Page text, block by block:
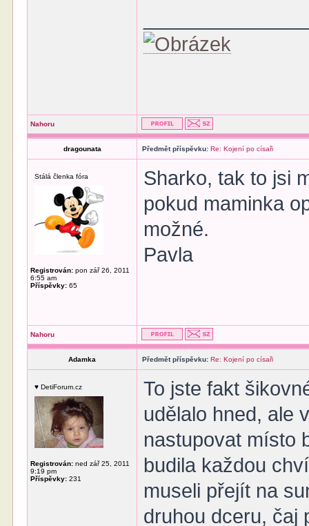
Nahoru
dragounata Předmět příspěvku: Re: Kojení po císaři
Stálá členka fóra
Registrován: pon zář 26, 2011
6:55 am
Příspěvky: 65
Sharko, tak to jsi
pokud maminka
možné.
Pavla
Nahoru
Adamka Předmět příspěvku: Re: Kojení po císaři
♥ DetiForum.cz
Registrován: ned zář 25, 2011
9:19 pm
Příspěvky: 231
To jste fakt
udělalo hned, ale
nastupovat místo
budila každou
museli přejít na
druhou dceru, čaj